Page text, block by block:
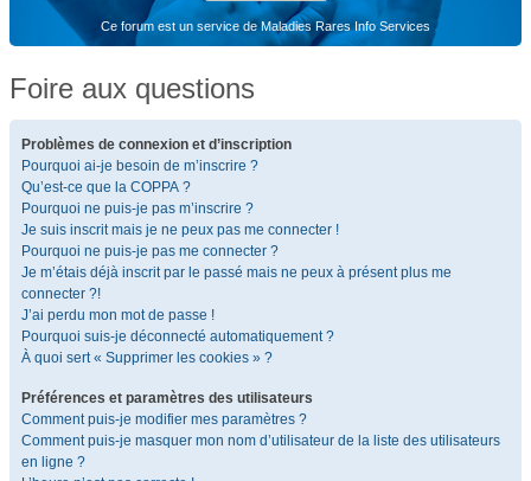
Ce forum est un service de Maladies Rares Info Services
Foire aux questions
Problèmes de connexion et d’inscription
Pourquoi ai-je besoin de m’inscrire ?
Qu’est-ce que la COPPA ?
Pourquoi ne puis-je pas m’inscrire ?
Je suis inscrit mais je ne peux pas me connecter !
Pourquoi ne puis-je pas me connecter ?
Je m’étais déjà inscrit par le passé mais ne peux à présent plus me
connecter ?!
J’ai perdu mon mot de passe !
Pourquoi suis-je déconnecté automatiquement ?
À quoi sert « Supprimer les cookies » ?
Préférences et paramètres des utilisateurs
Comment puis-je modifier mes paramètres ?
Comment puis-je masquer mon nom d’utilisateur de la liste des utilisateurs
en ligne ?